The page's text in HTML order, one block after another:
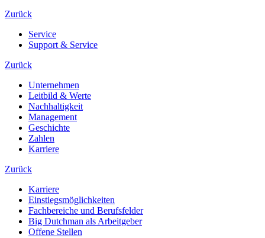
Zurück
Service
Support & Service
Zurück
Unternehmen
Leitbild & Werte
Nachhaltigkeit
Management
Geschichte
Zahlen
Karriere
Zurück
Karriere
Einstiegsmöglichkeiten
Fachbereiche und Berufsfelder
Big Dutchman als Arbeitgeber
Offene Stellen